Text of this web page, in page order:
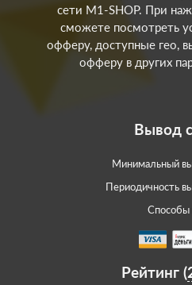
сети M1-SHOP. При
сможете посмотреть
офферу, доступные гео,
офферу в других
Вывод
Минимальный
Периодичность
Способы
Рейтинг (